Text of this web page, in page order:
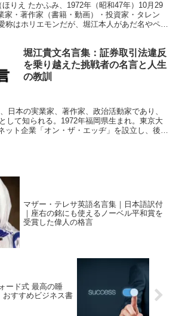
りえ たかふみ、1972年（昭和47年）10月29
家・著作家（書籍・動画）・投資家・タレン
称はホリエモンだが、堀江本人があだ名やペン
堀江貴文名言集：証券取引法違反
を乗り越えた挑戦者の名言と人生
の教訓
日本の実業家、著作家、政治活動家であり、
して知られる。1972年福岡県生まれ。東京大
ット企業「オン・ザ・エッヂ」を設立し、後に
マザー・テレサ英語名言集｜日本語訳付
｜座右の銘にも使えるノーベル平和賞を
受賞した偉人の格言
ード式 最高の睡
すすめビジネス書